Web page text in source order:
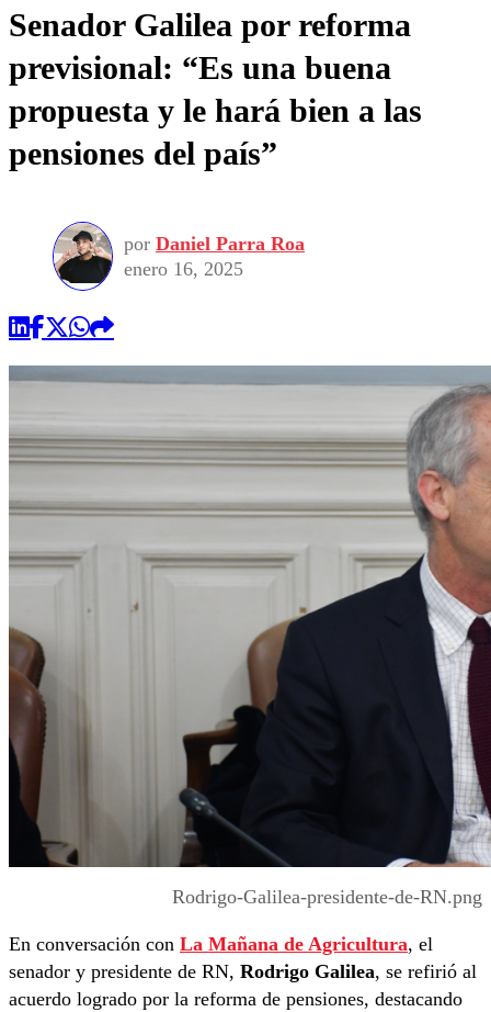
Senador Galilea por reforma
previsional: “Es una buena
propuesta y le hará bien a las
pensiones del país”
por Daniel Parra Roa
enero 16, 2025
Rodrigo-Galilea-presidente-de-RN.png
En conversación con La Mañana de Agricultura, el
senador y presidente de RN, Rodrigo Galilea, se refirió al
acuerdo logrado por la reforma de pensiones, destacando